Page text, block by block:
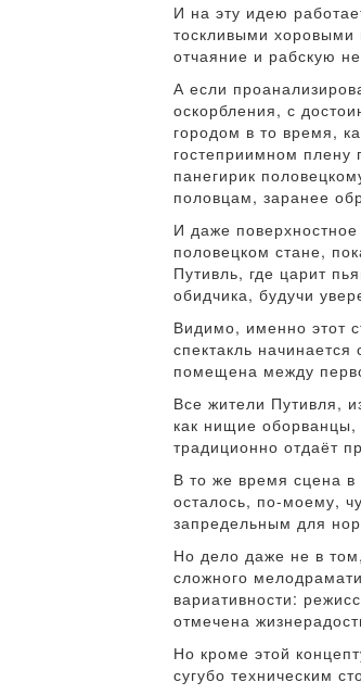
И на эту идею
тоскливыми
отчаяние и рабскую
А если
оскорбления, с
городом в то время,
гостеприимном плену
панегирик
половцам, заранее
И даже
половецком стане,
Путивль, где царит
обидчика, будучи
Видимо, именно этот
спектакль
помещена между
Все жители Путивля,
как нищие
традиционно отдаёт
В то же время сцена в
осталось, по-моему,
запредельным для
Но дело даже не в
сложного
вариативности:
отмечена
Но кроме этой
сугубо техническим